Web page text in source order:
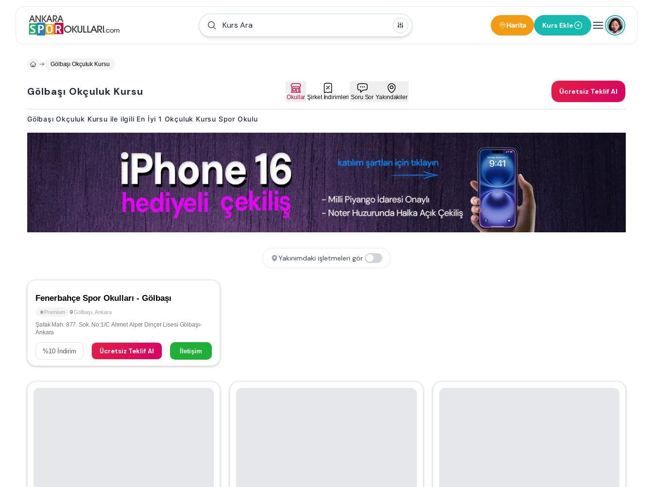
Kurs Ara Harita Kurs Ekle
Gölbaşı Okçuluk Kursu
Gölbaşı Okçuluk Kursu Okullar Şirket İndirimleri Soru Sor Yakındakiler
Ücretsiz Teklif Al
Gölbaşı Okçuluk Kursu ile ilgili En İyi 1 Okçuluk Kursu Spor Okulu
Yakınımdaki işletmeleri gör
Fenerbahçe Spor Okulları - Gölbaşı
Premium Gölbaşı Ankara
Şafak Mah. 877. Sok. No:1/C Ahmet Alper Dinçer Lisesi Gölbaşı-
Ankara
%10 İndirim Ücretsiz Teklif Al İletişim